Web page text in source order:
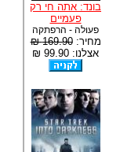
בונד: אתה חי רק
פעמיים
פעולה - הרפתקה
מחיר:169.90 ₪
אצלנו: 99.90 ₪